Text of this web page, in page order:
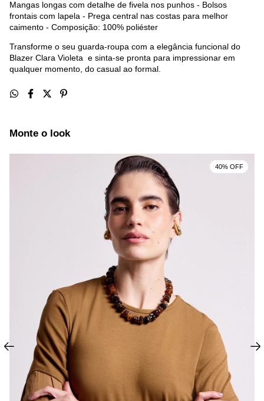
Mangas longas com detalhe de fivela nos punhos - Bolsos
frontais com lapela - Prega central nas costas para melhor
caimento - Composição: 100% poliéster
Transforme o seu guarda-roupa com a elegância funcional do
Blazer Clara Violeta e sinta-se pronta para impressionar em
qualquer momento, do casual ao formal.
Monte o look
40% OFF